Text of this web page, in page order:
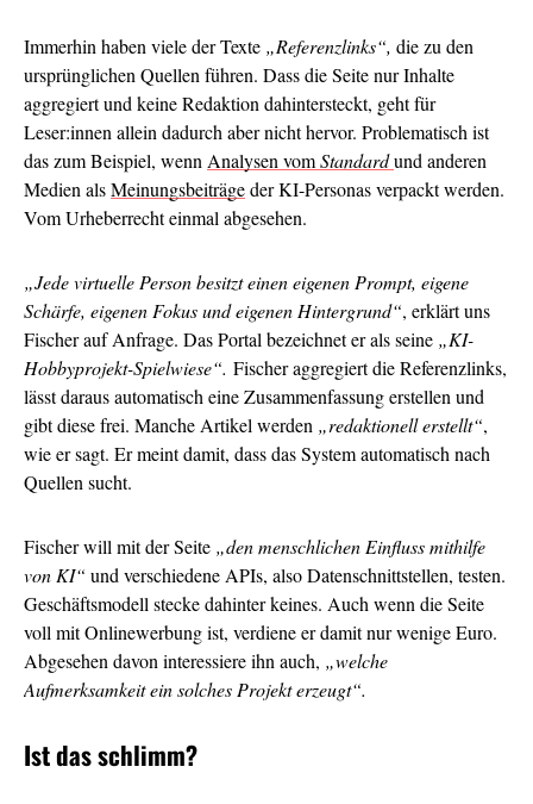
Immerhin haben viele der Texte „Referenzlinks“, die zu den
ursprünglichen Quellen führen. Dass die Seite nur Inhalte
aggregiert und keine Redaktion dahintersteckt, geht für
Leser:innen allein dadurch aber nicht hervor. Problematisch ist
das zum Beispiel, wenn Analysen vomStandardund anderen
Medien alsMeinungsbeiträgeder KI-Personas verpackt werden.
Vom Urheberrecht einmal abgesehen.
„Jede virtuelle Person besitzt einen eigenen Prompt, eigene
Schärfe, eigenen Fokus und eigenen Hintergrund“, erklärt uns
Fischer auf Anfrage. Das Portal bezeichnet er als seine „KI-
Hobbyprojekt-Spielwiese“. Fischer aggregiert die Referenzlinks,
lässt daraus automatisch eine Zusammenfassung erstellen und
gibt diese frei. Manche Artikel werden „redaktionell erstellt“,
wie er sagt. Er meint damit, dass das System automatisch nach
Quellen sucht.
Fischer will mit der Seite „den menschlichen Einfluss mithilfe
von KI“ und verschiedene APIs, also Datenschnittstellen, testen.
Geschäftsmodell stecke dahinter keines. Auch wenn die Seite
voll mit Onlinewerbung ist, verdiene er damit nur wenige Euro.
Abgesehen davon interessiere ihn auch, „welche
Aufmerksamkeit ein solches Projekt erzeugt“.
Ist das schlimm?